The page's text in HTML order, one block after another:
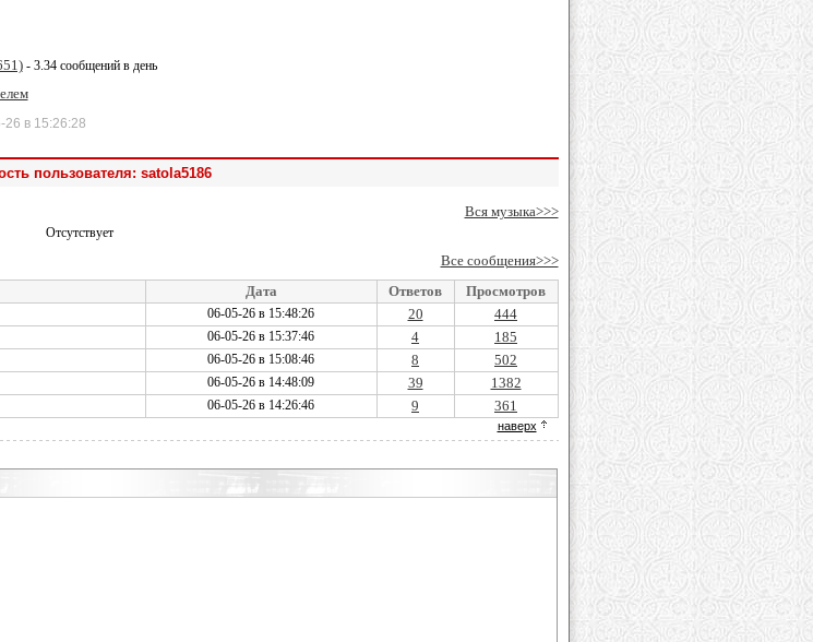
- 3.34 сообщений в день
в 15:26:28
пользователя: satola5186
Вся музыка>>>
Отсутствует
Все сообщения>>>
Дата Ответов Просмотров
06-05-26 в 15:48:26 20 444
06-05-26 в 15:37:46 4 185
06-05-26 в 15:08:46 8 502
06-05-26 в 14:48:09 39 1382
06-05-26 в 14:26:46 9 361
наверх